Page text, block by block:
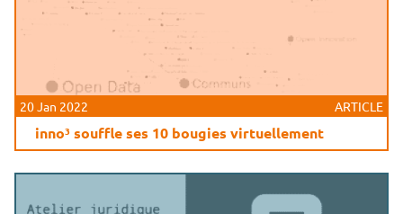
20 Jan 2022 ARTICLE
inno³ souffle ses 10 bougies virtuellement